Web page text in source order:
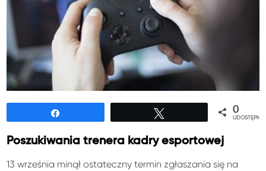
0
Poszukiwania trenera kadry esportowej
13 września minął ostateczny termin zgłaszania się na